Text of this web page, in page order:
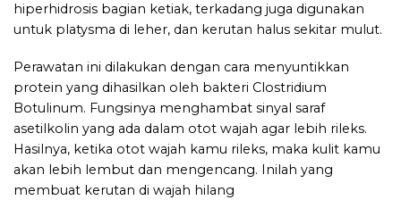
hiperhidrosis bagian ketiak, terkadang juga digunakan
untuk platysma di leher, dan kerutan halus sekitar mulut.
Perawatan ini dilakukan dengan cara menyuntikkan
protein yang dihasilkan oleh bakteri Clostridium
Botulinum. Fungsinya menghambat sinyal saraf
asetilkolin yang ada dalam otot wajah agar lebih rileks.
Hasilnya, ketika otot wajah kamu rileks, maka kulit kamu
akan lebih lembut dan mengencang. Inilah yang
membuat kerutan di wajah hilang